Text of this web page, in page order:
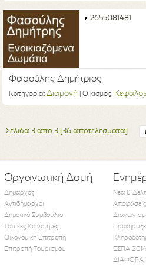
2655081481
Φασούλης Δημήτριος
Κατηγορία: Διαμονή | Οικισμός:
Σελίδα 3 από 3 [36 αποτελέσματα]
Οργανωτική Δομή
Δήμαρχος
Αντιδήμαρχοι
Δημοτικό Συμβούλιο
Τοπικές Κοινότητες
Οικονομική Επιτροπή
Επιτροπή Τουρισμού
Νέα &
ΕΣΠΑ
ΔΙΑΦΟΡΑ